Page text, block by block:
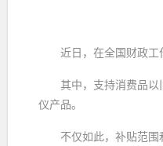
近日，在全国财政
其中，支持消费品
仪产品。
不仅如此，补贴范